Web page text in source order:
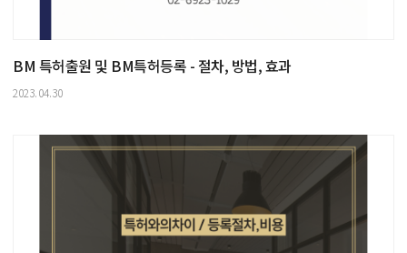
BM 특허출원 및 BM특허등록 - 절차, 방법, 효과
2023.04.30